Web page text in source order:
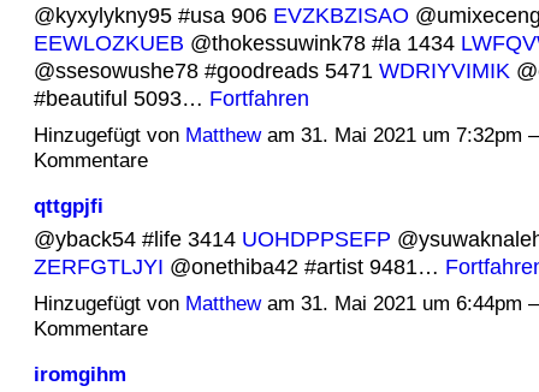
@kyxylykny95 #usa 906 EVZKBZISAO
EEWLOZKUEB @thokessuwink78 #la 1434
@ssesowushe78 #goodreads 5471 WDRIYVIMIK
#beautiful 5093… Fortfahren
Hinzugefügt von Matthewam 31. Mai 2021 um 7:32pm
Kommentare
qttgpjfi
@yback54 #life 3414 UOHDPPSEFP
ZERFGTLJYI @onethiba42 #artist 9481…
Hinzugefügt von Matthewam 31. Mai 2021 um 6:44pm
Kommentare
iromgihm